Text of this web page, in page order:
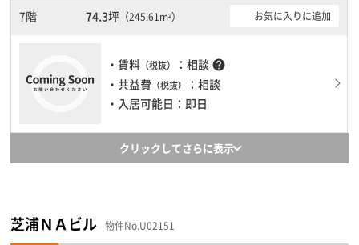
7階 74.3坪 （245.61m²） お気に入りに追加
・賃料 （税抜） ：相談 help
・共益費 （税抜）
：相談
・入居可能日：即日
クリックしてさらに表示
芝浦ＮＡビル 物件No.U02151